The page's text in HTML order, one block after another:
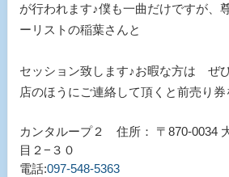
が行われます♪僕も一曲だけですが、
ーリストの稲葉さんと
セッション致します♪お暇な方は ぜ
店のほうにご連絡して頂くと前売り
カンタループ２ 住所： 〒870-0034
目２−３０
電話:097-548-5363